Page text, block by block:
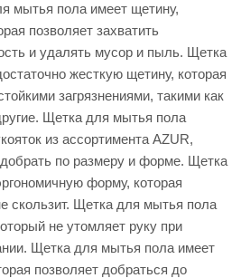
мытья пола имеет щетину,
позволяет захватить
и удалять мусор и пыль. Щетка
жесткую щетину, которая
загрязнениями, такими как
Щетка для мытья пола
из ассортимента AZUR,
по размеру и форме. Щетка
форму, которая
скользит. Щетка для мытья пола
не утомляет руку при
Щетка для мытья пола имеет
позволяет добраться до